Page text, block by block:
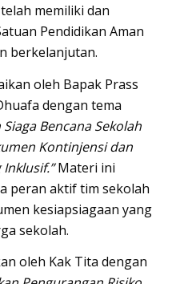
memiliki dan
Pendidikan Aman
berkelanjutan.
oleh Bapak Prass
dengan tema
Bencana Sekolah
Kontinjensi dan
Materi ini
peran aktif tim sekolah
kesiapsiagaan yang
sekolah.
oleh Kak Tita dengan